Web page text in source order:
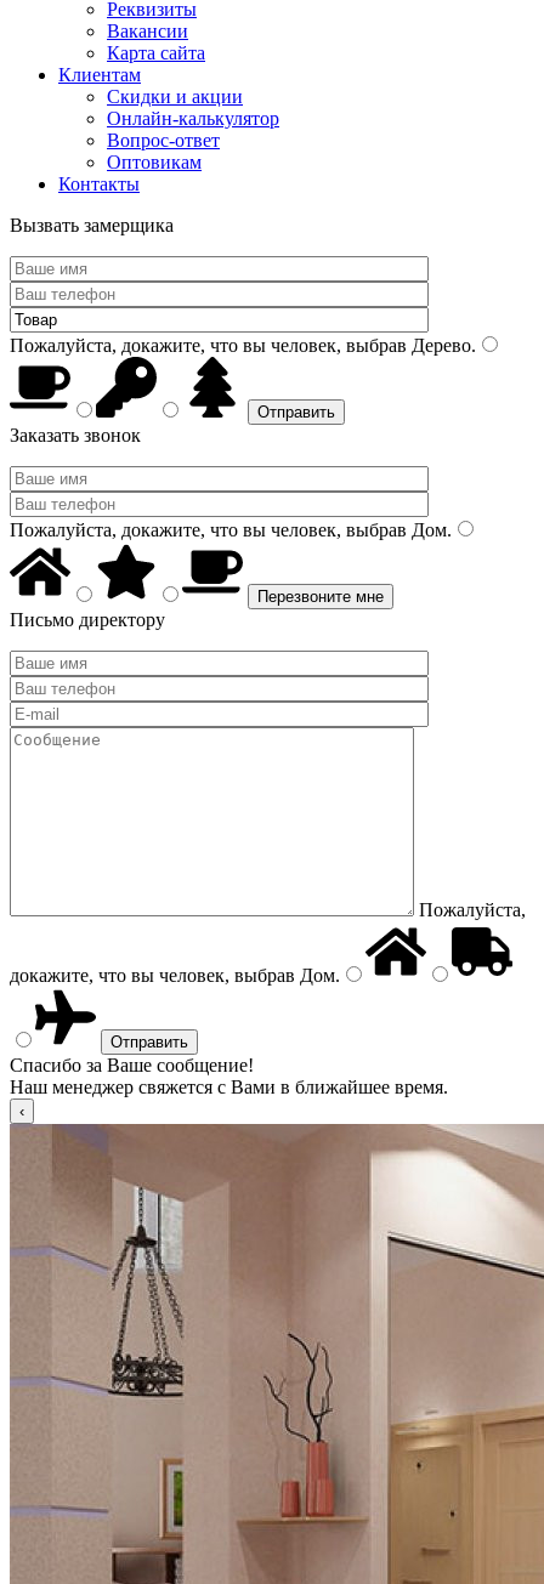
Реквизиты
Вакансии
Карта сайта
Клиентам
Скидки и акции
Онлайн-калькулятор
Вопрос-ответ
Оптовикам
Контакты
Вызвать замерщика
Пожалуйста, докажите, что вы человек, выбрав Дерево.
Заказать звонок
Пожалуйста, докажите, что вы человек, выбрав Дом.
Письмо директору
Пожалуйста,
докажите, что вы человек, выбрав Дом.
Спасибо за Ваше сообщение!
Наш менеджер свяжется с Вами в ближайшее время.